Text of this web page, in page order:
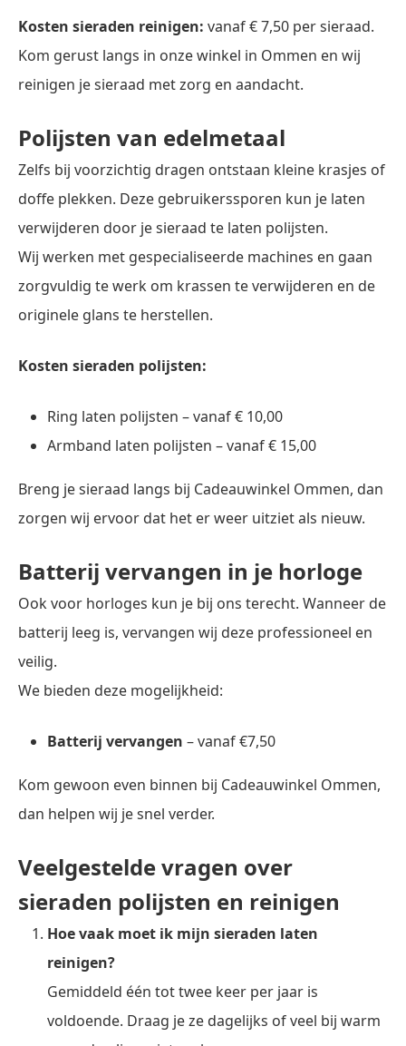
Kosten sieraden reinigen: vanaf € 7,50 per sieraad.
Kom gerust langs in onze winkel in Ommen en wij
reinigen je sieraad met zorg en aandacht.
Polijsten van edelmetaal
Zelfs bij voorzichtig dragen ontstaan kleine krasjes of
doffe plekken. Deze gebruikerssporen kun je laten
verwijderen door je sieraad te laten polijsten.
Wij werken met gespecialiseerde machines en gaan
zorgvuldig te werk om krassen te verwijderen en de
originele glans te herstellen.
Kosten sieraden polijsten:
Ring laten polijsten – vanaf € 10,00
Armband laten polijsten – vanaf € 15,00
Breng je sieraad langs bij Cadeauwinkel Ommen, dan
zorgen wij ervoor dat het er weer uitziet als nieuw.
Batterij vervangen in je horloge
Ook voor horloges kun je bij ons terecht. Wanneer de
batterij leeg is, vervangen wij deze professioneel en
veilig.
We bieden deze mogelijkheid:
Batterij vervangen – vanaf €7,50
Kom gewoon even binnen bij Cadeauwinkel Ommen,
dan helpen wij je snel verder.
Veelgestelde vragen over
sieraden polijsten en reinigen
Hoe vaak moet ik mijn sieraden laten
reinigen?
Gemiddeld één tot twee keer per jaar is
voldoende. Draag je ze dagelijks of veel bij warm